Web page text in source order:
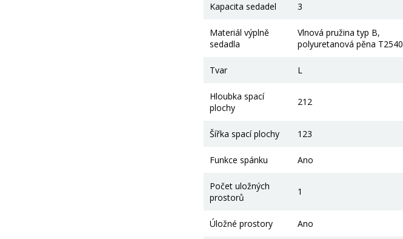
Kapacita sedadel 3
Materiál výplně
sedadla
Vlnová pružina typ B,
polyuretanová pěna T2540
Tvar L
Hloubka spací
plochy
212
Šířka spací plochy 123
Funkce spánku Ano
Počet uložných
prostorů
1
Úložné prostory Ano